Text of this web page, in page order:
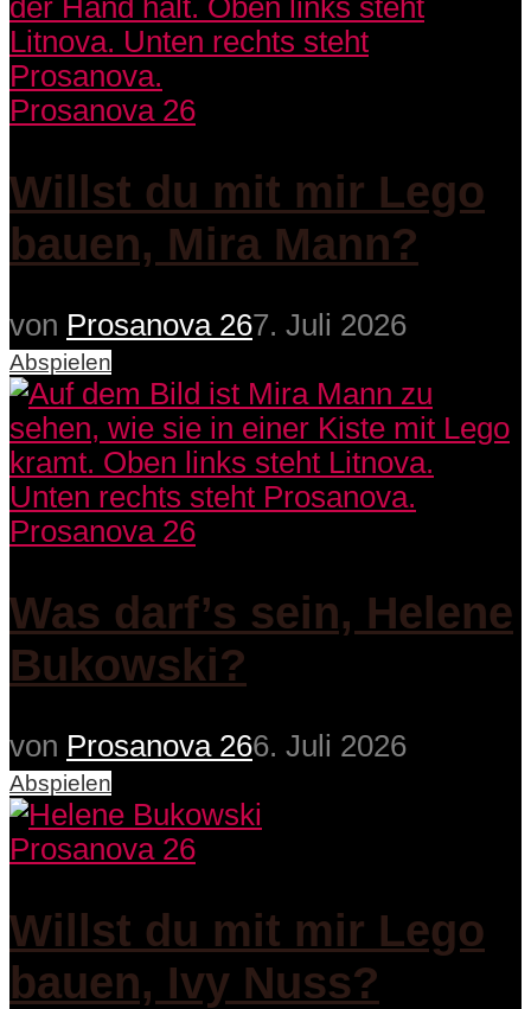
Prosanova 26
Willst du mit mir Lego
bauen, Mira Mann?
von Prosanova 267. Juli 2026
Abspielen
Prosanova 26
Was darf’s sein, Helene
Bukowski?
von Prosanova 266. Juli 2026
Abspielen
Prosanova 26
Willst du mit mir Lego
bauen, Ivy Nuss?